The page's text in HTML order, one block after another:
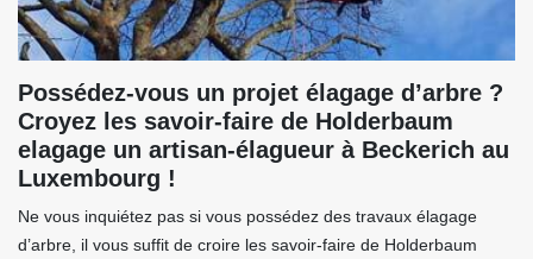
Possédez-vous un projet élagage d’arbre ?
Croyez les savoir-faire de Holderbaum
elagage un artisan-élagueur à Beckerich au
Luxembourg !
Ne vous inquiétez pas si vous possédez des travaux élagage
d’arbre, il vous suffit de croire les savoir-faire de Holderbaum